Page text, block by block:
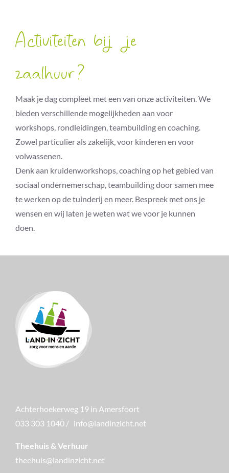
Activiteiten bij je
zaalhuur?
Maak je dag compleet met een van onze activiteiten. We
bieden verschillende mogelijkheden aan voor
workshops, rondleidingen, teambuilding en coaching.
Zowel particulier als zakelijk, voor kinderen en voor
volwassenen.
Denk aan kruidenworkshops, coaching op het gebied van
sociaal ondernemerschap, teambuilding door samen mee
te werken op de tuinderij en meer. Bespreek met ons je
wensen en wij laten je weten wat we voor je kunnen
doen.
Achterhoekerweg 19 in Amersfoort
033 303 1040 / info@landinzicht.net
Theehuis & Verhuur
theehuis@landinzicht.net